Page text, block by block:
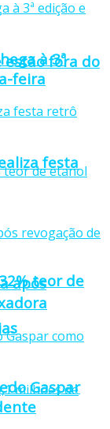
estão fora do
teor de
à 3ª
feira
festa
após
Gaspar